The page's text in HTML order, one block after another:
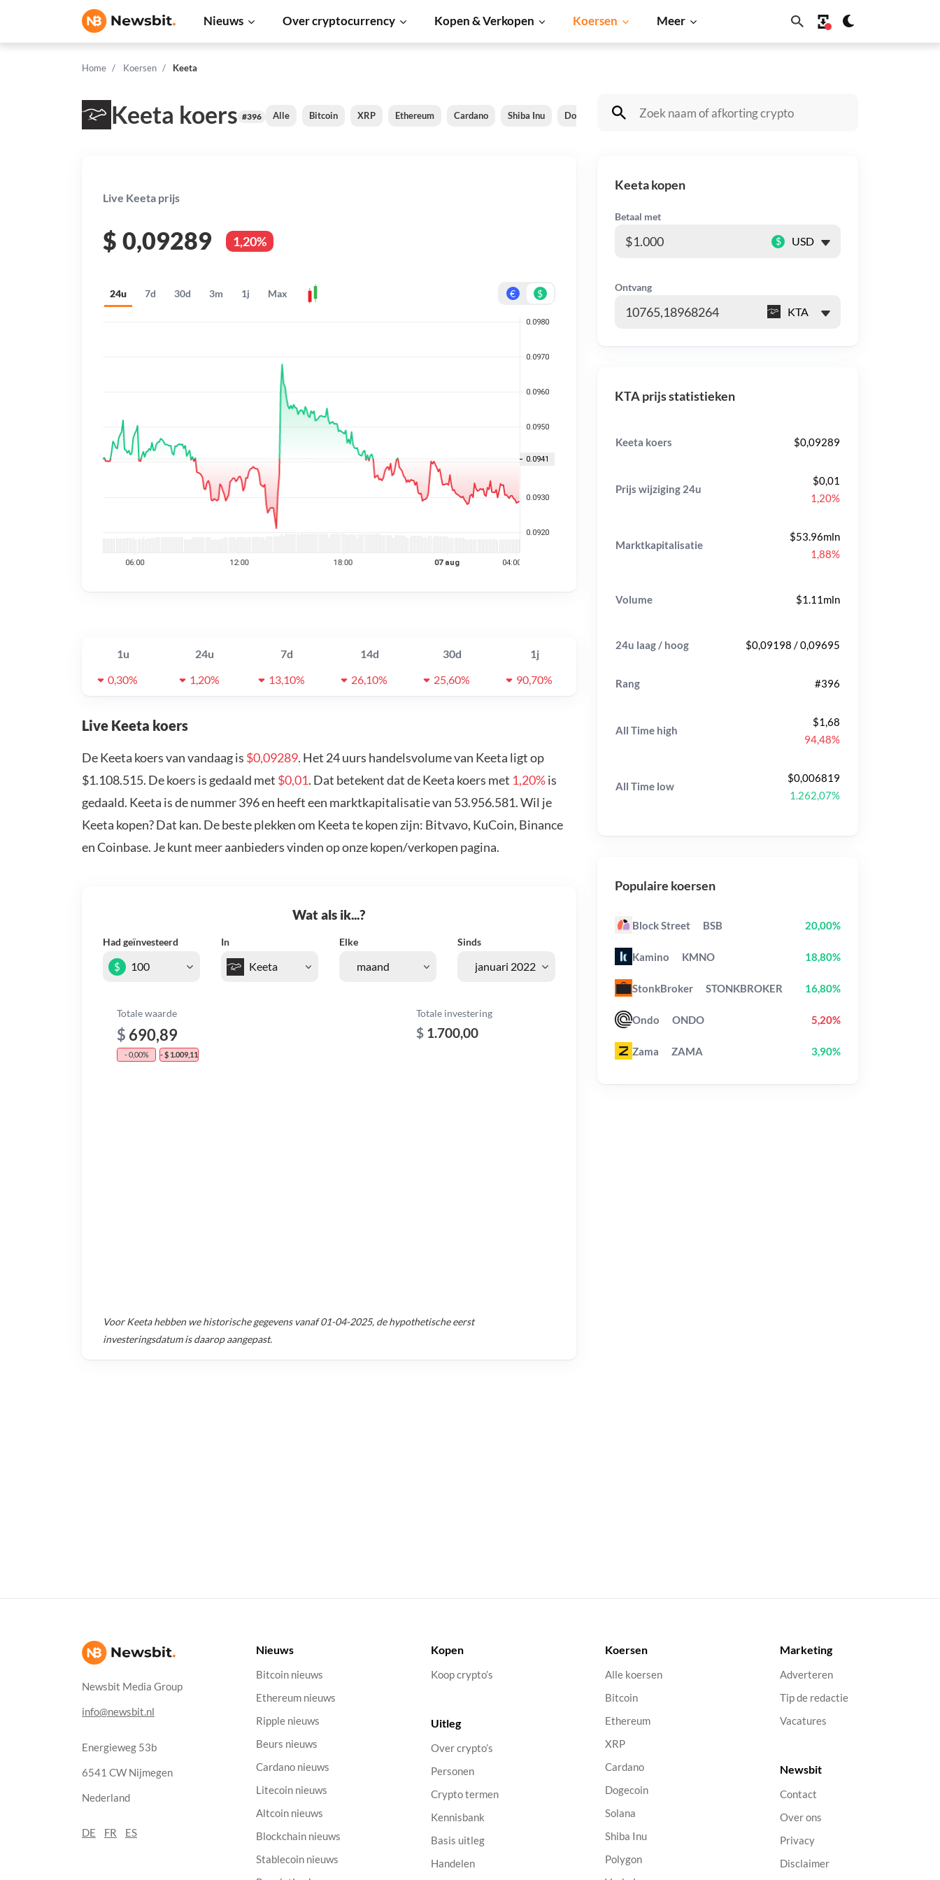
Nieuws Over cryptocurrency Kopen & Verkopen Koersen Meer
Home Koersen Keeta
Keeta koers #396 Alle Bitcoin XRP Ethereum Cardano Shiba Inu Dogecoin Solana BNB
Live Keeta prijs
$ 0,09289 1,20%
24u 7d 30d 3m 1j Max € $
1u 24u 7d 14d 30d
1j
0,30%
1,20% 13,10% 26,10% 25,60% 90,70%
Live Keeta koers
De Keeta koers van vandaag is $0,09289. Het 24 uurs handelsvolume van Keeta ligt op
$1.108.515. De koers is gedaald met $0,01. Dat betekent dat de Keeta koers met 1,20%is
gedaald. Keeta is de nummer 396 en heeft een marktkapitalisatie van 53.956.581. Wil je
Keeta kopen? Dat kan. De beste plekken om Keeta te kopen zijn: Bitvavo, KuCoin, Binance
en Coinbase. Je kunt meer aanbieders vinden op onze kopen/verkopen pagina.
Wat als ik...?
Had geïnvesteerd In Elke Sinds
$
Totale waarde
$ 690,89
- 0,00% - $ 1.009,11
Totale investering
$ 1.700,00
VoorKeetahebben we historische gegevens vanaf01-04-2025, de hypothetische eerst
investeringsdatum is daarop aangepast.
Keeta kopen
Betaal met
$
Ontvang
KTA prijs statistieken
Keeta koers $0,09289
Prijs wijziging 24u
$0,01
1,20%
Marktkapitalisatie
$53.96mln
1,88%
Volume $1.11mln
24u laag / hoog $0,09198 / 0,09695
Rang #396
All Time high
$1,68
94,48%
All Time low
$0,006819
1.262,07%
Populaire koersen
Block Street BSB 20,00%
Kamino KMNO 18,80%
StonkBroker STONKBROKER 16,80%
Ondo ONDO 5,20%
Zama ZAMA 3,90%
Newsbit Media Group
info@newsbit.nl
Energieweg 53b
6541 CW Nijmegen
Nederland
DE FR ES
Nieuws
Bitcoin nieuws
Ethereum nieuws
Ripple nieuws
Beurs nieuws
Cardano nieuws
Litecoin nieuws
Altcoin nieuws
Blockchain nieuws
Stablecoin nieuws
Kopen
Koop crypto’s
Uitleg
Over crypto’s
Personen
Crypto termen
Kennisbank
Basis uitleg
Handelen
Koersen
Alle koersen
Bitcoin
Ethereum
XRP
Cardano
Dogecoin
Solana
Shiba Inu
Polygon
Marketing
Adverteren
Tip de redactie
Vacatures
Newsbit
Contact
Over ons
Privacy
Disclaimer